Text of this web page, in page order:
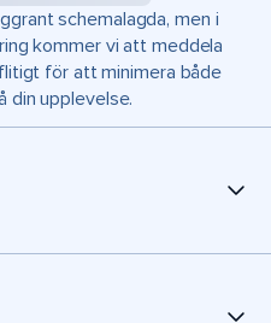
schemalagda, men i
kommer vi att meddela
för att minimera både
din upplevelse.